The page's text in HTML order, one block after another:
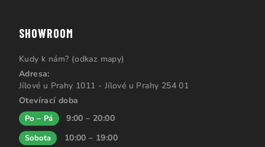
SHOWROOM
Kudy k nám? (odkaz mapy)
Adresa:
Jílové u Prahy 1011 - Jílové u Prahy 254 01
Otevírací doba
Po – Pá 9:00 – 20:00
Sobota 10:00 – 19:00